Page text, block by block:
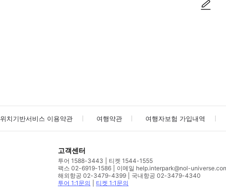
위치기반서비스 이용약관 여행약관 여행자보험 가입내역
고객센터
투어 1588-3443
티켓 1544-1555
팩스 02-6919-1586
이메일 help.interpark@nol-
해외항공 02-3479-4399
국내항공 02-3479-4340
투어 1:1문의
티켓 1:1문의